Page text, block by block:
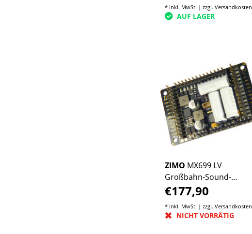
* Inkl. MwSt. | zzgl. Versandkosten
AUF LAGER
ZIMO MX699 LV
Großbahn-Sound-
Decoder
€177,90
* Inkl. MwSt. | zzgl. Versandkosten
NICHT VORRÄTIG